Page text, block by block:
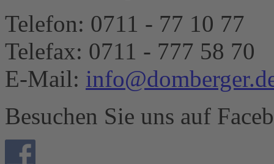
Telefon: 0711 - 77 10 77
Telefax: 0711 - 777 58 70
E-Mail:
Besuchen Sie uns auf